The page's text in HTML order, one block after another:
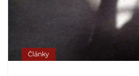
Články